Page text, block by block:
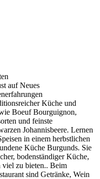
auf Neues
Küche und
Boeuf Bourguignon,
und feinste
Johannisbeere. Lernen
in einem herbstlichen
Küche Burgunds. Sie
bodenständiger Küche,
viel zu bieten.. Beim
sind Getränke, Wein